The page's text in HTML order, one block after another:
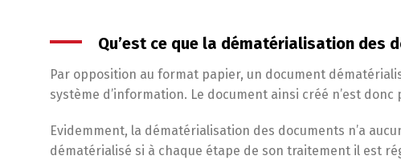
Qu’est ce que la dématérialisation des
Par opposition au format papier, un document
système d’information. Le document ainsi créé n’est
Evidemment, la dématérialisation des documents n’a
dématérialisé si à chaque étape de son traitement il est